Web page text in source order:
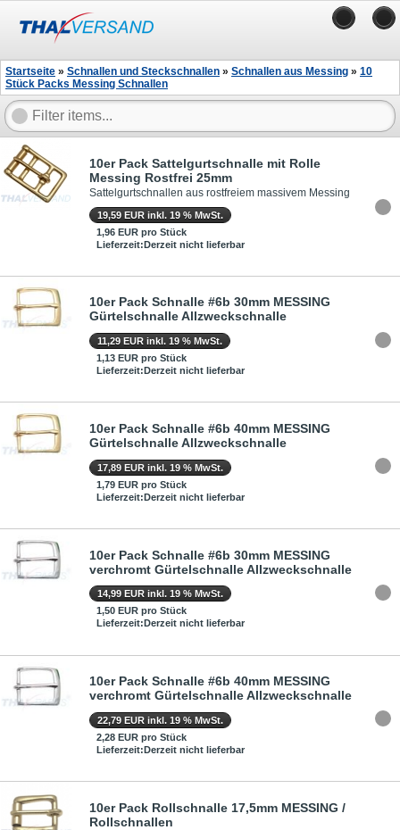
Startseite » Schnallen und Steckschnallen » Schnallen aus Messing » 10
Stück Packs Messing Schnallen
10er Pack Sattelgurtschnalle mit Rolle
Messing Rostfrei 25mm
Sattelgurtschnallen aus rostfreiem massivem Messing
19,59 EUR inkl. 19 % MwSt.
1,96 EUR pro Stück
Lieferzeit:Derzeit nicht lieferbar
10er Pack Schnalle #6b 30mm MESSING
Gürtelschnalle Allzweckschnalle
11,29 EUR inkl. 19 % MwSt.
1,13 EUR pro Stück
Lieferzeit:Derzeit nicht lieferbar
10er Pack Schnalle #6b 40mm MESSING
Gürtelschnalle Allzweckschnalle
17,89 EUR inkl. 19 % MwSt.
1,79 EUR pro Stück
Lieferzeit:Derzeit nicht lieferbar
10er Pack Schnalle #6b 30mm MESSING
verchromt Gürtelschnalle Allzweckschnalle
14,99 EUR inkl. 19 % MwSt.
1,50 EUR pro Stück
Lieferzeit:Derzeit nicht lieferbar
10er Pack Schnalle #6b 40mm MESSING
verchromt Gürtelschnalle Allzweckschnalle
22,79 EUR inkl. 19 % MwSt.
2,28 EUR pro Stück
Lieferzeit:Derzeit nicht lieferbar
10er Pack Rollschnalle 17,5mm MESSING /
Rollschnallen